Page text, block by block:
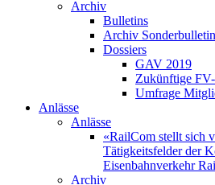
Archiv
Bulletins
Archiv
Dossiers
GAV 2019
Zukünftige
Umfrage
Anlässe
Anlässe
«RailCom stellt sich
Tätigkeitsfelder der
Eisenbahnverkehr
Archiv